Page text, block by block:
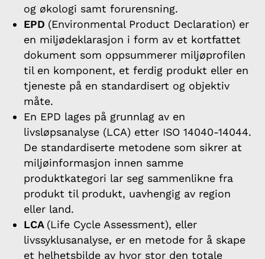
og økologi samt forurensning.
EPD (Environmental Product Declaration) er
en miljødeklarasjon i form av et kortfattet
dokument som oppsummerer miljøprofilen
til en komponent, et ferdig produkt eller en
tjeneste på en standardisert og objektiv
måte.
En EPD lages på grunnlag av en
livsløpsanalyse (LCA) etter ISO 14040-14044.
De standardiserte metodene som sikrer at
miljøinformasjon innen samme
produktkategori lar seg sammenlikne fra
produkt til produkt, uavhengig av region
eller land.
LCA (Life Cycle Assessment), eller
livssyklusanalyse, er en metode for å skape
et helhetsbilde av hvor stor den totale